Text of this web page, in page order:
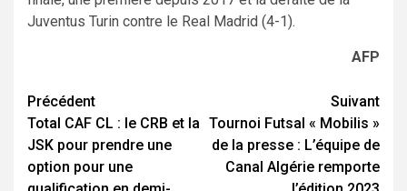
Juventus Turin contre le Real Madrid (4-1).
AFP
Navigation
d’article
Précédent
Total CAF CL : le CRB et la
JSK pour prendre une
option pour une
Suivant
Tournoi Futsal « Mobilis »
de la presse : L’équipe de
Canal Algérie remporte